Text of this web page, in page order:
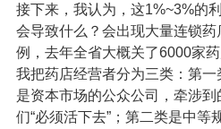
接下来，我认为，这1%~3%的
会导致什么？会出现大量连锁
例，去年全省大概关了6000家药
我把药店经营者分为三类：第
是资本市场的公众公司，牵涉
们“必须活下去”；第二类是中等